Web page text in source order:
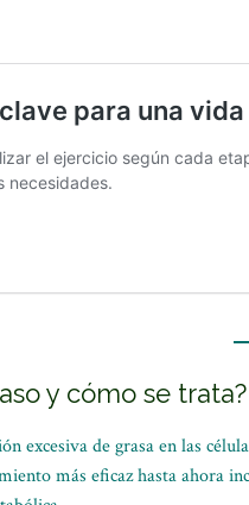
y cómo se trata?
excesiva de grasa en las
más eficaz hasta ahora